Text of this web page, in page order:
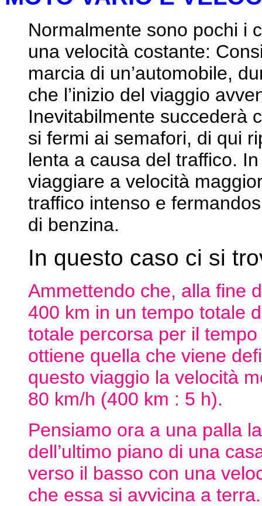
Normalmente sono pochi i
una velocità costante:
marcia di un’automobile,
che l’inizio del viaggio
Inevitabilmente succederà
si fermi ai semafori, di qui
lenta a causa del traffico.
viaggiare a velocità
traffico intenso e
di benzina.
In questo caso ci si
Ammettendo che, alla fine
400 km in un tempo totale
totale percorsa per il
ottiene quella che viene
questo viaggio la velocità
80 km/h (400 km : 5 h).
Pensiamo ora a una palla
dell’ultimo piano di una
verso il basso con una
che essa si avvicina a terra.